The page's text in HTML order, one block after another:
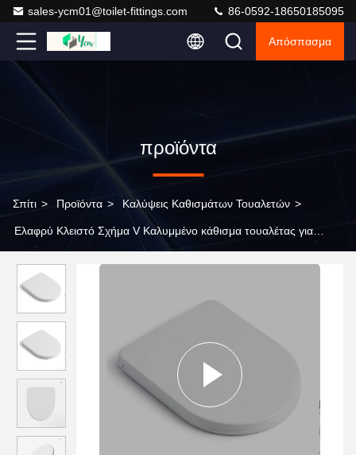
sales-ycm01@toilet-fittings.com 86-0592-18650185095
Απόσπασμα
προϊόντα
Σπίτι > Προϊόντα > Καλύψεις Καθισμάτων Τουαλετών >
Ελαφρύ Κλειστό Σχήμα V Καλυμμένο κάθισμα τουαλέτας για